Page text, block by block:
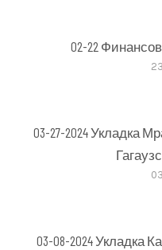
02-22
03-27-2024 Укладка
03-08-2024 Укладка